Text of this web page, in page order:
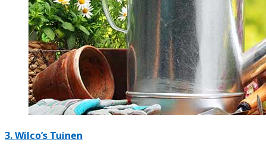
3.Wilco’s Tuinen